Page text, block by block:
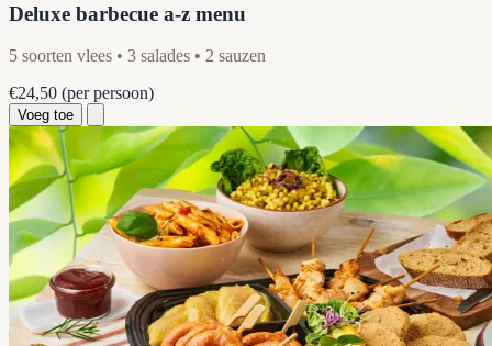
Deluxe barbecue a-z menu
5 soorten vlees • 3 salades • 2 sauzen
€24,50 (per persoon)
Voeg toe